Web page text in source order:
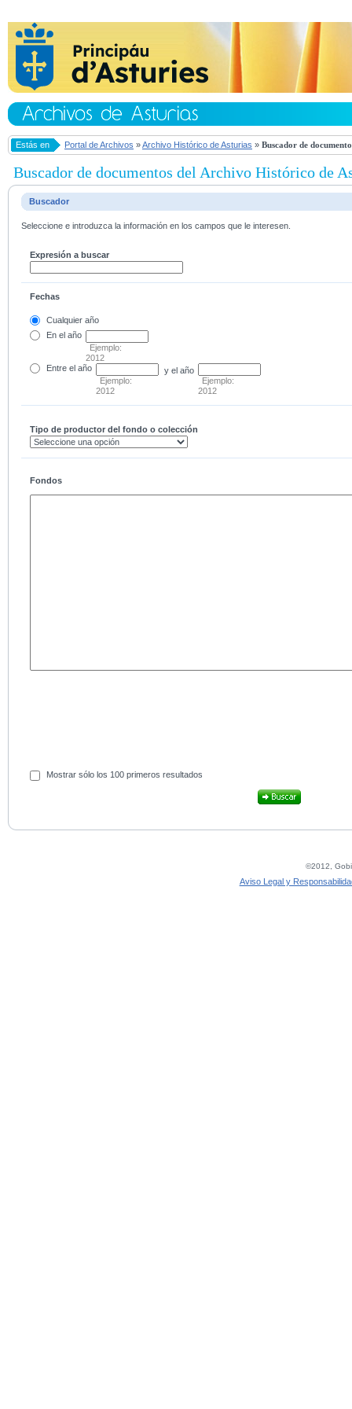
Estás en Portal de Archivos »Archivo Histórico de Asturias » Buscador de
Buscador de documentos del Archivo Histórico de
Buscador
Seleccione e introduzca la información en los campos que le interesen.
Expresión a buscar
Fechas
Cualquier año
En el año
Ejemplo:
2012
Entre el año
Ejemplo:
2012
y el año
Ejemplo:
2012
Tipo de productor del fondo o colección
Fondos
Mostrar sólo los 100 primeros resultados
©2012,
Aviso Legal y